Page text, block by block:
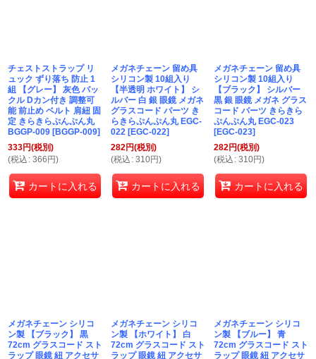
チェストストラップ リ
ュック ずり落ち 防止 1
組 【グレー】 灰色 バッ
クル Dカン付き 調整可
能 前止め ベルト 肩紐 固
定 きらきらぷんぷん丸
BGGP-009 [BGGP-009]
333円(税別)
(税込 : 366 円)
カートに入れる
メガネチェーン 留め具
シリコン製 10組入り
【半透明 ホワイト】 シ
ルバー 白 銀 眼鏡 メガネ
グラスコード パーツ き
らきらぷんぷん丸 EGC-
022 [EGC-022]
282円(税別)
(税込 : 310円)
カートに入れる
メガネチェーン 留め具
シリコン製 10組入り
【ブラック】 シルバー
黒 銀 眼鏡 メガネ グラス
コード パーツ きらきら
ぷんぷん丸 EGC-023
[EGC-023]
282円(税別)
(税込 : 310円)
カートに入れる
メガネチェーン シリコ
ン製 【ブラック】 黒
72cm グラスコード スト
ラップ 眼鏡 紐 アクセサ
メガネチェーン シリコ
ン製 【ホワイト】 白
72cm グラスコード スト
ラップ 眼鏡 紐 アクセサ
メガネチェーン シリコ
ン製 【ブルー】 青
72cm グラスコード スト
ラップ 眼鏡 紐 アクセサ